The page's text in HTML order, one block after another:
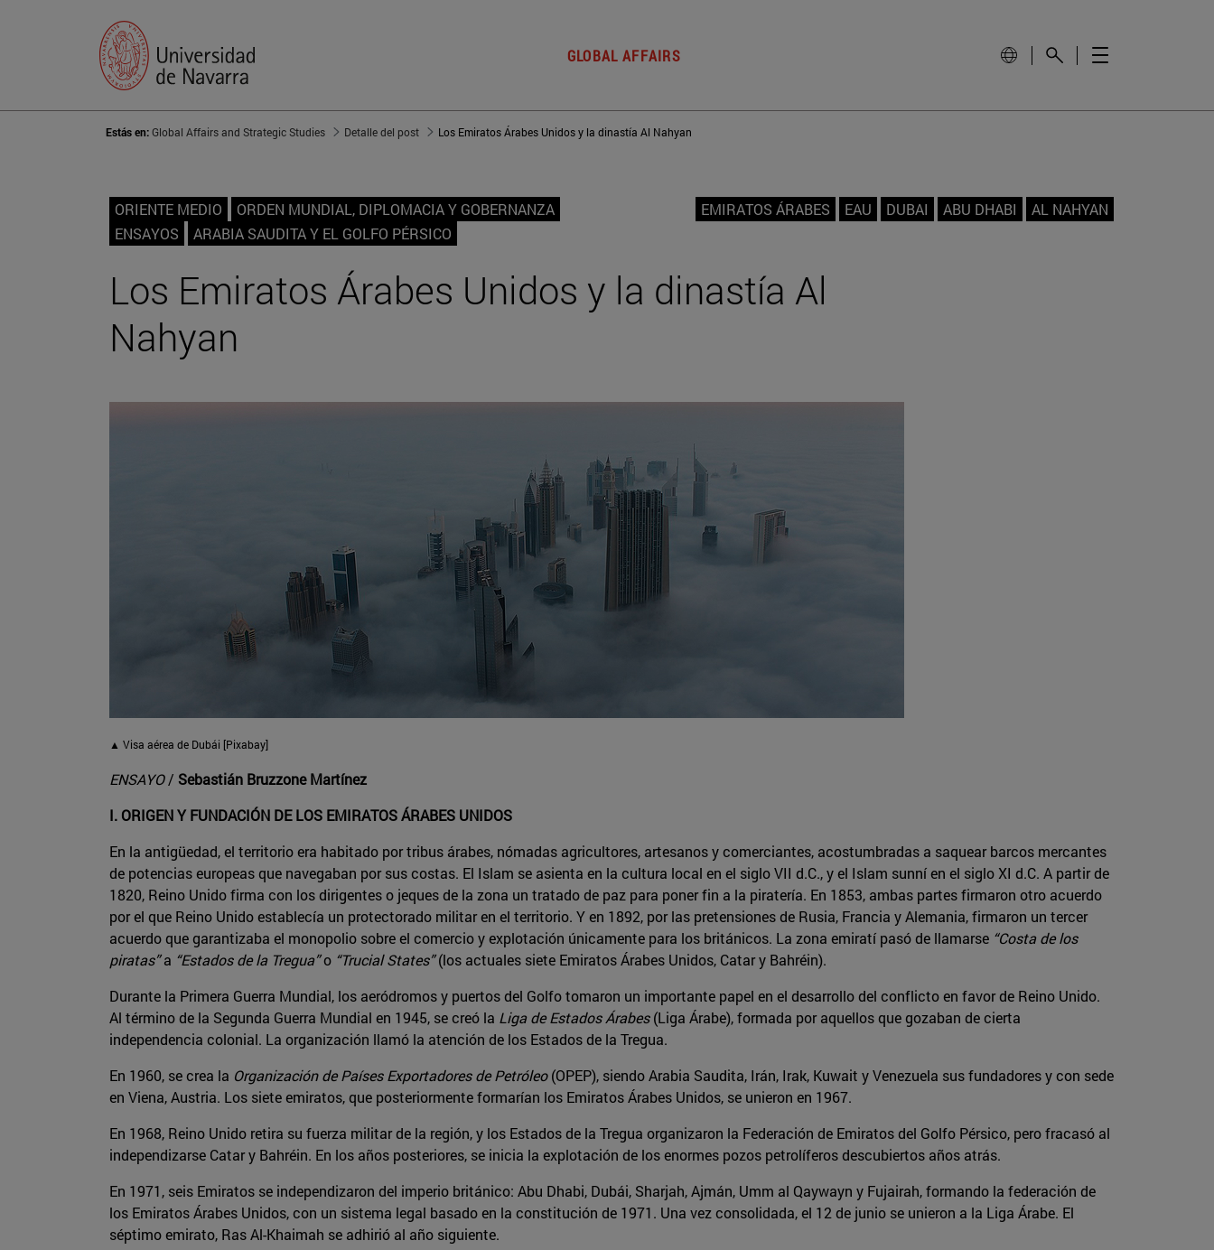
GLOBAL AFFAIRS
Estás en:Global Affairs and Strategic Studies Detalle del post Los Emiratos Árabes Unidos y la dinastía Al Nahyan
ORIENTE MEDIO
ORDEN MUNDIAL, DIPLOMACIA Y GOBERNANZA
ENSAYOS
ARABIA SAUDITA Y EL GOLFO PÉRSICO
EMIRATOS ÁRABES EAU DUBAI ABU DHABI AL NAHYAN
Los Emiratos Árabes Unidos y la dinastía Al
Nahyan
▲ Visa aérea de Dubái [Pixabay]
ENSAYO/ Sebastián Bruzzone Martínez
I. ORIGEN Y FUNDACIÓN DE LOS EMIRATOS ÁRABES UNIDOS
En la antigüedad, el territorio era habitado por tribus árabes, nómadas agricultores, artesanos y comerciantes, acostumbradas a saquear barcos mercantes
de potencias europeas que navegaban por sus costas. El Islam se asienta en la cultura local en el siglo VII d.C., y el Islam sunní en el siglo XI d.C. A partir de
1820, Reino Unido firma con los dirigentes o jeques de la zona un tratado de paz para poner fin a la piratería. En 1853, ambas partes firmaron otro acuerdo
por el que Reino Unido establecía un protectorado militar en el territorio. Y en 1892, por las pretensiones de Rusia, Francia y Alemania, firmaron un tercer
acuerdo que garantizaba el monopolio sobre el comercio y explotación únicamente para los británicos. La zona emiratí pasó de llamarse “Costa de los
piratas”a “Estados de la Tregua”o “Trucial States”(los actuales siete Emiratos Árabes Unidos, Catar y Bahréin).
Durante la Primera Guerra Mundial, los aeródromos y puertos del Golfo tomaron un importante papel en el desarrollo del conflicto en favor de Reino Unido.
Al término de la Segunda Guerra Mundial en 1945, se creó la Liga de Estados Árabes(Liga Árabe), formada por aquellos que gozaban de cierta
independencia colonial. La organización llamó la atención de los Estados de la Tregua.
En 1960, se crea la Organización de Países Exportadores de Petróleo(OPEP), siendo Arabia Saudita, Irán, Irak, Kuwait y Venezuela sus fundadores y con sede
en Viena, Austria. Los siete emiratos, que posteriormente formarían los Emiratos Árabes Unidos, se unieron en 1967.
En 1968, Reino Unido retira su fuerza militar de la región, y los Estados de la Tregua organizaron la Federación de Emiratos del Golfo Pérsico, pero fracasó al
independizarse Catar y Bahréin. En los años posteriores, se inicia la explotación de los enormes pozos petrolíferos descubiertos años atrás.
En 1971, seis Emiratos se independizaron del imperio británico: Abu Dhabi, Dubái, Sharjah, Ajmán, Umm al Qaywayn y Fujairah, formando la federación de
los Emiratos Árabes Unidos, con un sistema legal basado en la constitución de 1971. Una vez consolidada, el 12 de junio se unieron a la Liga Árabe. El
séptimo emirato, Ras Al-Khaimah se adhirió al año siguiente.